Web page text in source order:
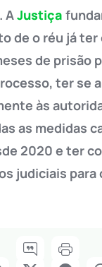
AJustiça
de o réu já
de prisão
ter se
às
as medidas
2020 e ter
judiciais para